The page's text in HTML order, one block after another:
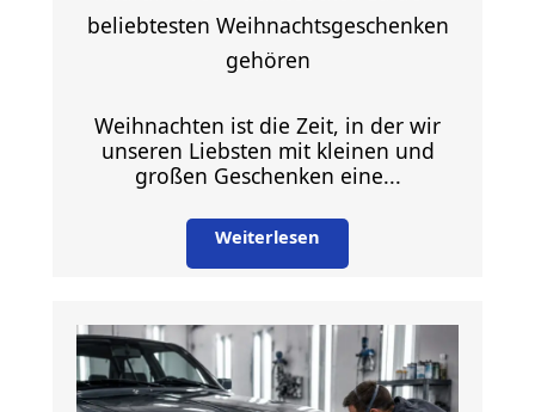
beliebtesten Weihnachtsgeschenken
gehören
Weihnachten ist die Zeit, in der wir
unseren Liebsten mit kleinen und
großen Geschenken eine...
Weiterlesen